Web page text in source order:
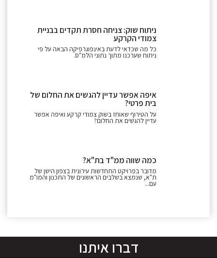
ניתוח שוק: צניחה חסרת תקדים בבניית
צמודי הקרקע
כל מה שכדאי לדעת באינפוגרפיקה הבאה על פי
ניתוח שערכנו מתוך נתוני הלמ"ס.
איפה אפשר עדיין להגשים את החלום של
בית פרטי?
על הטירוף שאוחז בשוק צמודי קרקע ואיפה אפשר
עדיין להגשים את החלום?
כמה שווה ממ"ד בת"א?
מדובר בפרויקט התחדשות עירונית בצפון הישן של
ת"א, שנמצא בשלבים הראשונים של התכנון והמו"מ
עם...
דברו איתנו